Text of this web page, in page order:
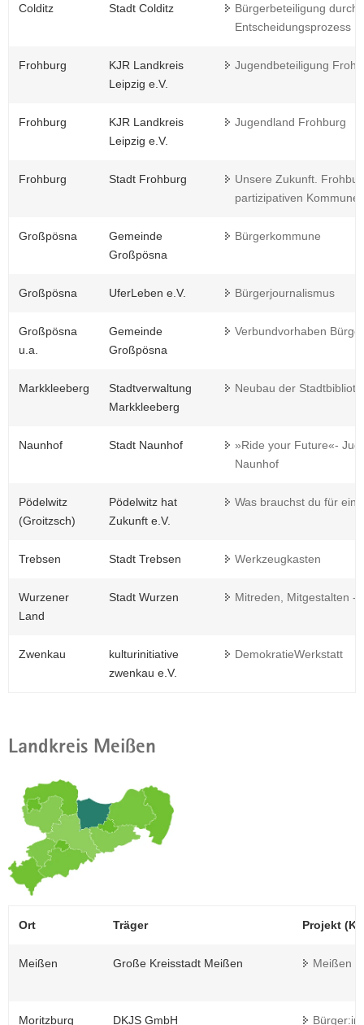
Colditz Stadt Colditz
Bürgerbeteiligung durch
Entscheidungsprozess
Frohburg
KJR Landkreis
Leipzig e.V.
Jugendbeteiligung
Frohburg
KJR Landkreis
Leipzig e.V.
Jugendland Frohburg
Frohburg Stadt Frohburg
Unsere Zukunft.
partizipativen
Großpösna
Gemeinde
Großpösna
Bürgerkommune
Großpösna UferLeben e.V. Bürgerjournalismus
Großpösna
u.a.
Gemeinde
Großpösna
Verbundvorhaben
Markkleeberg
Stadtverwaltung
Markkleeberg
Neubau der
Naunhof Stadt Naunhof
»Ride your Future«-
Naunhof
Pödelwitz
(Groitzsch)
Pödelwitz hat
Zukunft e.V.
Was brauchst du für ein
Trebsen Stadt Trebsen Werkzeugkasten
Wurzener
Land
Stadt Wurzen Mitreden, Mitgestalten -
Zwenkau
kulturinitiative
zwenkau e.V.
DemokratieWerkstatt
Landkreis Meißen
Ort Träger Projekt
Meißen Große Kreisstadt Meißen Meißen
Moritzburg DKJS GmbH